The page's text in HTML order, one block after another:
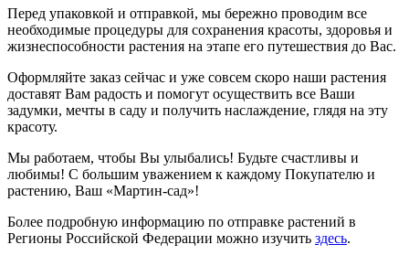
Перед упаковкой и отправкой, мы бережно проводим все
необходимые процедуры для сохранения красоты, здоровья и
жизнеспособности растения на этапе его путешествия до Вас.
Оформляйте заказ сейчас и уже совсем скоро наши растения
доставят Вам радость и помогут осуществить все Ваши
задумки, мечты в саду и получить наслаждение, глядя на эту
красоту.
Мы работаем, чтобы Вы улыбались! Будьте счастливы и
любимы! С большим уважением к каждому Покупателю и
растению, Ваш «Мартин-сад»!
Более подробную информацию по отправке растений в
Регионы Российской Федерации можно изучить здесь.